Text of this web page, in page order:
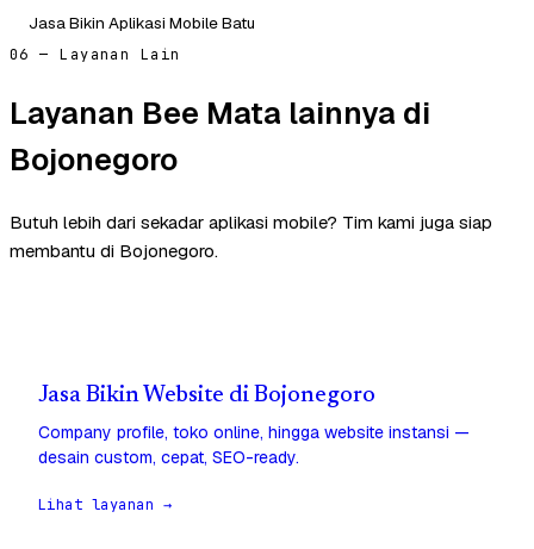
Jasa Bikin Aplikasi Mobile Batu
06 — Layanan Lain
Layanan Bee Mata lainnya di
Bojonegoro
Butuh lebih dari sekadar aplikasi mobile? Tim kami juga siap
membantu di Bojonegoro.
Jasa Bikin Website di Bojonegoro
Company profile, toko online, hingga website instansi —
desain custom, cepat, SEO-ready.
Lihat layanan →